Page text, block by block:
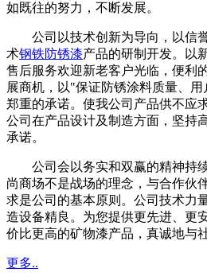
如既往的努力，不断发展。
公司以技术创新为导向，以信
术钢铁防锈漆产品的研制开发。以
售后服务欢迎新老客户光临，便利
展商机，以"保证防锈涂料质量、
郑重的承诺。使我公司产品供不应
公司在产品设计及制造方面，坚持
承诺。
公司会以务实和双赢的精神持
尚商场不是战场的理念，与合作伙
求是公司的基本原则。公司技术力
造设备精良。为您提供更先进、更
价比更高的矿物漆产品，真诚地与
更多..